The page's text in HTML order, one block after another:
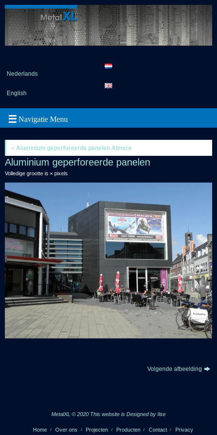
Nederlands
English
« Aluminium geperforeerde panelen Almere
Aluminium geperforeerde panelen
Volledige grootte is × pixels
Volgende afbeelding
MetalXL © 2020 This website is Designed by Ilse
Home Over ons Projecten Producten Contact
Privacy